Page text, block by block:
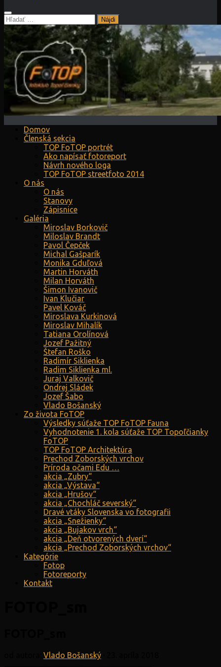
Hľadať:
Domov
Členská sekcia
TOP FoTOP portrét
Ako napísať fotoreport
Návrh nového loga
TOP FoTOP streetfoto 2014
O nás
O nás
Stanovy
Zápisnice
Galéria
Miroslav Borkovič
Miloslav Brandt
Pavol Čepček
Michal Gašparík
Monika Gduľová
Martin Horváth
Milan Horváth
Šimon Ivanovič
Ivan Klučiar
Pavel Kováč
Miroslava Kurkinová
Miroslav Mihalík
Tatiana Orolínová
Jozef Pažitný
Štefan Roško
Radimír Siklienka
Radim Siklienka ml.
Juraj Valkovič
Ondrej Sládek
Jozef Šabo
Vlado Bošanský
Zo života FoTOP
Výsledky súťaže TOP FoTOP Fauna
Vyhodnotenie 1. kola súťaže TOP Topoľčianky
FoTOP
TOP FoTOP Architektúra
Prechod Zoborských vrchov
Príroda očami Edu …
akcia „Zubry“
akcia „Výstava“
akcia „Hrušov“
akcia „Chochláč severský“
Dravé vtáky Slovenska vo fotografii
akcia „Snežienky“
akcia „Bujakov vrch“
akcia „Deň otvorených dverí“
akcia „Prechod Zoborských vrchov“
Kategórie
Fotop
Fotoreporty
Kontakt
Vlado Bošanský